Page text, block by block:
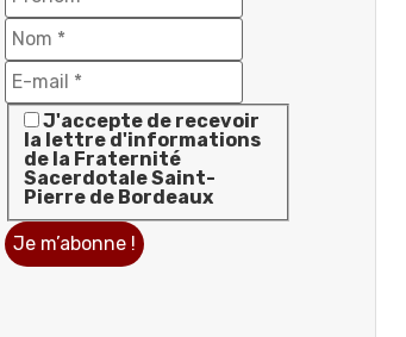
J'accepte de recevoir
la lettre d'informations
de la Fraternité
Sacerdotale Saint-
Pierre de Bordeaux